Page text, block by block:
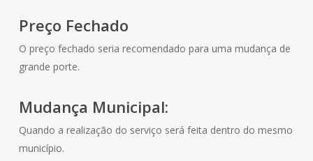
Preço Fechado
O preço fechado seria recomendado para uma mudança de
grande porte.
Mudança Municipal:
Quando a realização do serviço será feita dentro do mesmo
município.